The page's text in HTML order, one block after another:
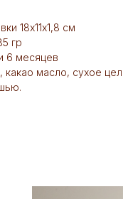
18х11х1,8 см
гр
6 месяцев
какао масло, сухое